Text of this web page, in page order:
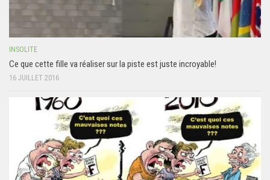
INSOLITE
Ce que cette fille va réaliser sur la piste est juste incroyable!
16 JUILLET 2016